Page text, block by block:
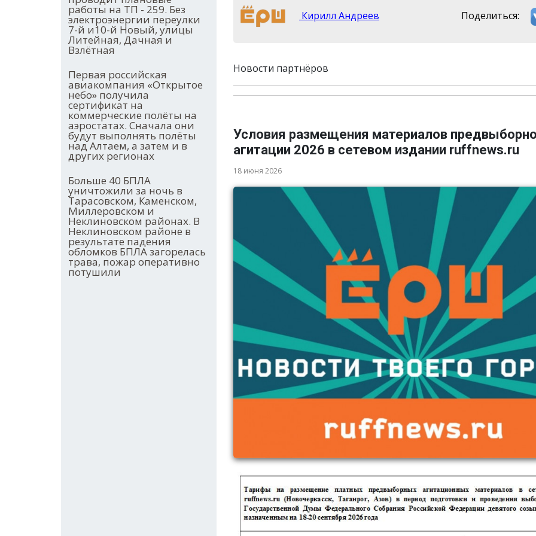
работы на ТП - 259. Без
электроэнергии переулки
7-й и10-й Новый, улицы
Литейная, Дачная и
Взлётная
Первая российская
авиакомпания «Открытое
небо» получила
сертификат на
коммерческие полёты на
аэростатах. Сначала они
будут выполнять полёты
над Алтаем, а затем и в
других регионах
Больше 40 БПЛА
уничтожили за ночь в
Тарасовском, Каменском,
Миллеровском и
Неклиновском районах. В
Неклиновском районе в
результате падения
обломков БПЛА загорелась
трава, пожар оперативно
потушили
Кирилл Андреев Поделиться:
Новости партнёров
Условия размещения материалов
агитации 2026 в сетевом издании ruffnews.ru
18 июня 2026